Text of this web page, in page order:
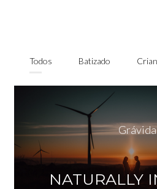
Todos Batizado
Grávida
NATURALLY